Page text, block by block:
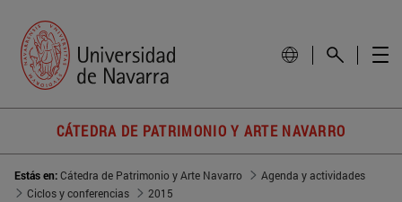
CÁTEDRA DE PATRIMONIO Y ARTE NAVARRO
Estás en:Cátedra de Patrimonio y Arte Navarro
Agenda y actividades
Ciclos y conferencias
2015